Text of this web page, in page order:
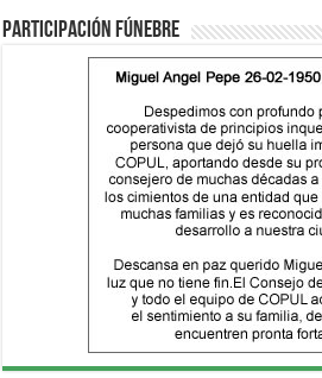
Participación fúnebre